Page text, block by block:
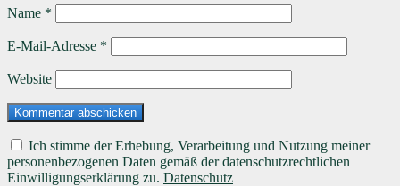
Name *
E-Mail-Adresse *
Website
Ich stimme der Erhebung, Verarbeitung und Nutzung meiner
personenbezogenen Daten gemäß der datenschutzrechtlichen
Einwilligungserklärung zu. Datenschutz